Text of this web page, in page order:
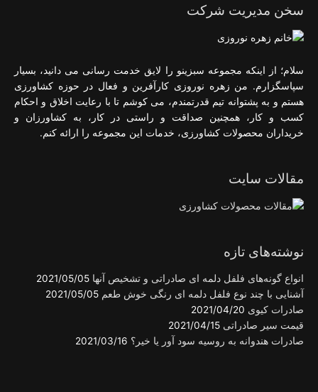
سخن مدیریت شرکت
سلام؛ از اینکه مجموعه سبزینو را لایق خدمت رسانی می دانید، بسیار
سپاسگزارم. من زهره نوروزی کارآفرین و فعال در حوزه کشاورزی
هستم و به پشتوانه تیم قدرتمندم، می کوشم تا با رعایت اخلاق و احکام
کسب و کار، همچنین صداقت و راستی در کار، به کشاورزان و
خریداران محصولات کشاورزی، خدمات این مجموعه را ارائه کنم.
مقالات سایت
نوشته‌های تازه
انواع گونه‌های فلفل دلمه ای صادراتی و تشخیص آنها 2021/05/05
آشنایی با چند نوع فلفل دلمه ای رنگی خوش طعم 2021/05/05
صادرات کیوی 2021/04/20
قیمت سیر صادراتی 2021/04/15
صادرات هندوانه به روسیه سود آور یا خیر؟ 2021/03/16